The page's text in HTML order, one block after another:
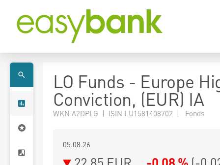
LO Funds - Europe
Conviction, (EUR) IA
WKN A2DPLG | ISIN LU1581408702 | Fonds
05.08.26